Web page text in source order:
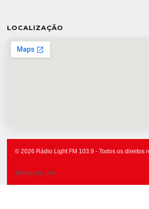
LOCALIZAÇÃO
© 2026 Rádio Light FM 103.9 - Todos os direitos
Termos de Uso